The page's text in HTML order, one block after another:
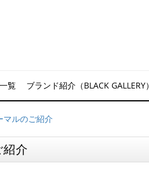
覧 ブランド紹介（BLACK GALLERY）
マルのご紹介
介